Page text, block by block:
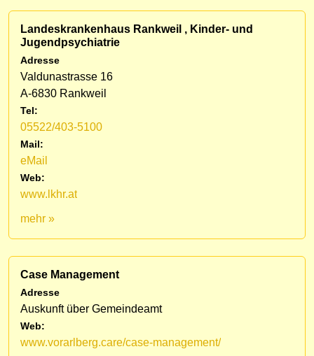
Landeskrankenhaus Rankweil , Kinder- und
Jugendpsychiatrie
Adresse
Valdunastrasse 16
A-6830 Rankweil
Tel:
05522/403-5100
Mail:
eMail
Web:
www.lkhr.at
mehr »
Case Management
Adresse
Auskunft über Gemeindeamt
Web:
www.vorarlberg.care/case-management/